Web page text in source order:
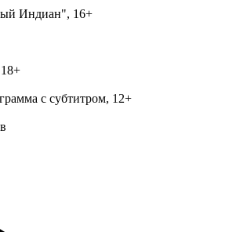
Индиан", 16+
с субтитром, 12+